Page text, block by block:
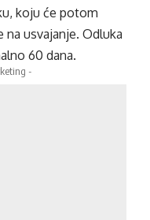
koju će potom
usvajanje. Odluka
60 dana.
-